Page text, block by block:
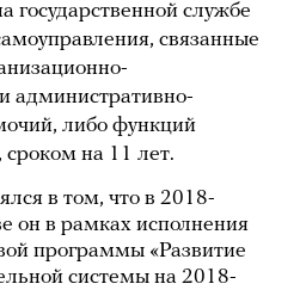
государственной службе
связанные
административно-
либо функций
сроком на 11 лет.
в том, что в 2018-
он в рамках исполнения
программы «Развитие
системы на 2018-